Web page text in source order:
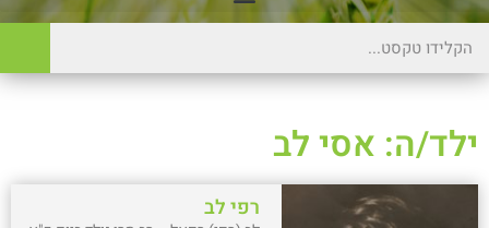
ילד/ה: אסי לב
רפי לב